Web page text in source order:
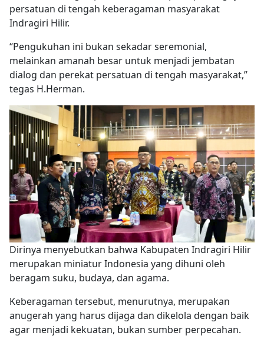
persatuan di tengah keberagaman masyarakat
Indragiri Hilir.
“Pengukuhan ini bukan sekadar seremonial,
melainkan amanah besar untuk menjadi jembatan
dialog dan perekat persatuan di tengah masyarakat,”
tegas H.Herman.
Dirinya menyebutkan bahwa Kabupaten Indragiri Hilir
merupakan miniatur Indonesia yang dihuni oleh
beragam suku, budaya, dan agama.
Keberagaman tersebut, menurutnya, merupakan
anugerah yang harus dijaga dan dikelola dengan baik
agar menjadi kekuatan, bukan sumber perpecahan.